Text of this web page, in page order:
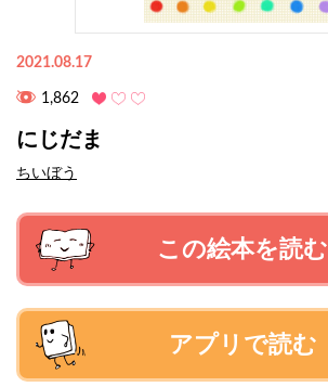
2021.08.17
1,862
にじだま
ちいぼう
この絵本を読む
アプリで読む